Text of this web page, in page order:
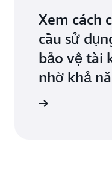
Xem cách
cầu sử
bảo vệ tài
nhờ khả
đe dọa